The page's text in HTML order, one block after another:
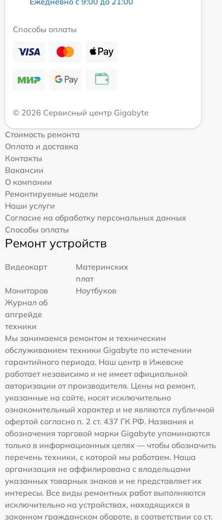
Способы оплаты
© 2026 Сервисный центр Gigabyte
Стоимость ремонта
Оплата и доставка
Контакты
Вакансии
О компании
Ремонтируемые модели
Наши услуги
Согласие на обработку персональных данных
Способы оплаты
Ремонт устройств
Видеокарт
Материнских
плат
Мониторов
Ноутбуков
Журнал об
апгрейде
техники
Мы занимаемся ремонтом и техническим
обслуживанием техники Gigabyte по истечении
гарантийного периода. Наш центр в Ижевске
работает независимо и не имеет официальной
авторизации от производителя. Цены на ремонт,
указанные на сайте, носят исключительно
ознакомительный характер и не являются публичной
офертой согласно п. 2 ст. 437 ГК РФ. Названия и
обозначения торговой марки Gigabyte упоминаются
только в информационных целях — чтобы обозначить
перечень техники, с которой мы работаем. Наша
организация не аффилирована с владельцами
указанных товарных знаков и не представляет их
интересы. Все виды ремонтных работ выполняются
исключительно на устройствах, находящихся в
законном гражданском обороте, в соответствии со ст.